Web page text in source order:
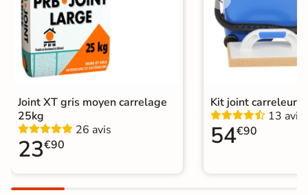
Surface
Résistant au Gel
Conditionnement
Choix 1er Choix
Pose
Joint XT gris moyen carrelage
25kg
26 avis
23€90
Kit joint carreleur
13 avis
54€90